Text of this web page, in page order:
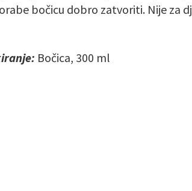
bočicu dobro zatvoriti. Nije za
Bočica, 300 ml